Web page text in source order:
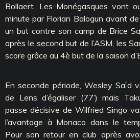
Bollaert. Les Monégasques vont
minute par Florian Balogun avant
un but contre son camp de Brice
après le second but de l’ASM, les
score grâce au 4è but de la saison
En seconde période, Wesley Saïd
de Lens d’égaliser (77’) mais
passe décisive de Wilfried Singo
l’avantage à Monaco dans le
Pour son retour en club après